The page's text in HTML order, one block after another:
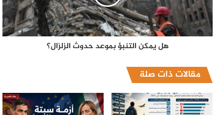
هل يمكن التنبؤ بموعد حدوث الزلزال؟
مقالات ذات صلة